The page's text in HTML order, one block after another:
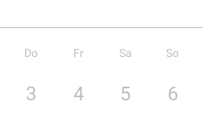
Do Fr Sa So
3 4 5 6